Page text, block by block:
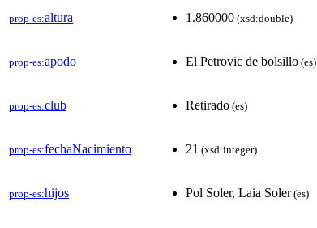
prop-es:altura 1.860000 (xsd:double)
prop-es:apodo El Petrovic de bolsillo (es)
prop-es:club Retirado (es)
prop-es:fechaNacimiento 21 (xsd:integer)
prop-es:hijos Pol Soler, Laia Soler(es)